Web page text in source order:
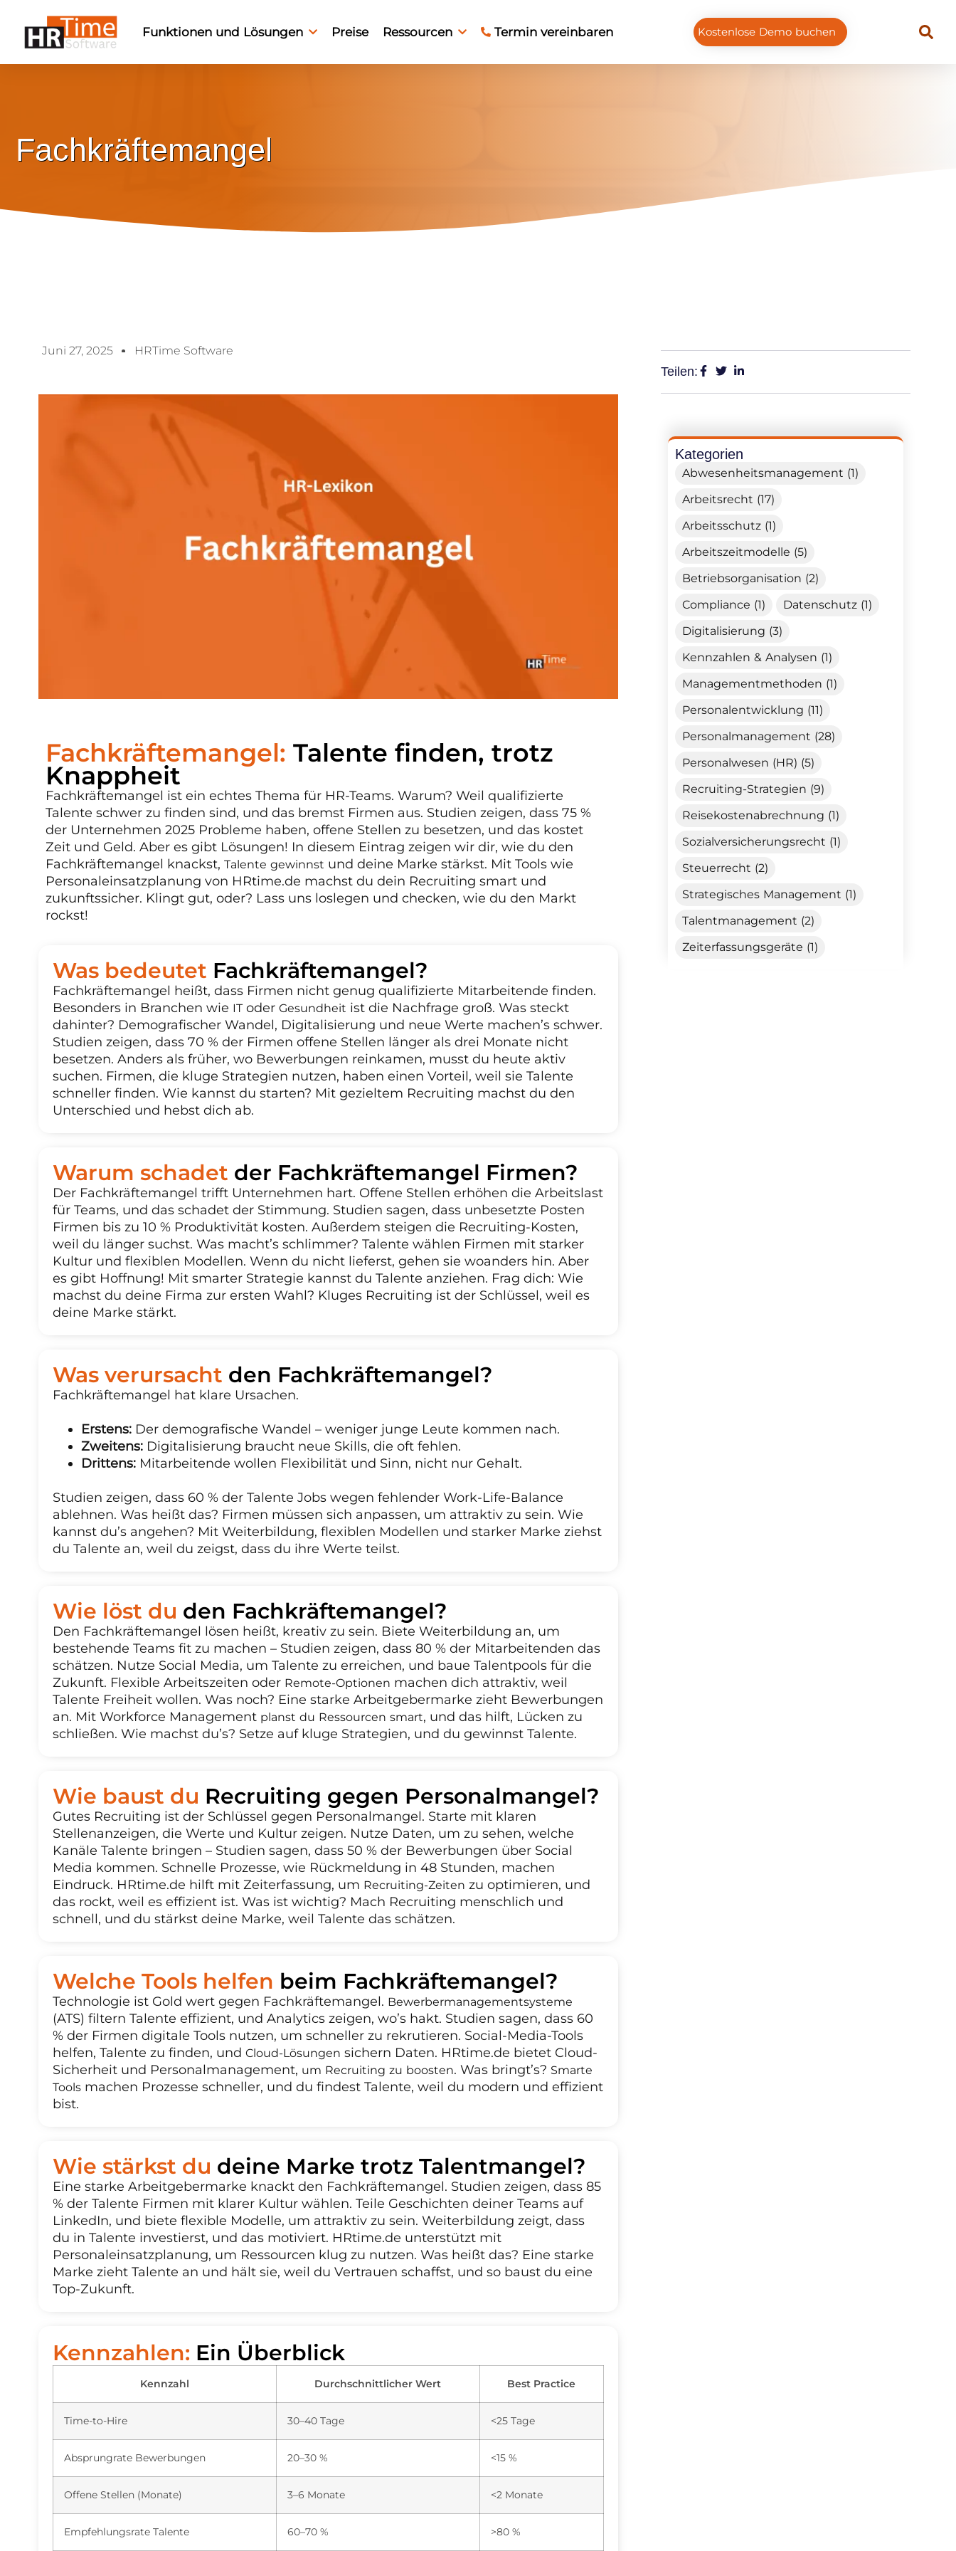
Funktionen und Lösungen Preise Ressourcen Termin vereinbaren Kostenlose Demo buchen
Fachkräftemangel
Juni 27, 2025 HRTime Software
Fachkräftemangel: Talente finden, trotz
Knappheit
Fachkräftemangel ist ein echtes Thema für HR-Teams. Warum? Weil qualifizierte
Talente schwer zu finden sind, und das bremst Firmen aus. Studien zeigen, dass 75 %
der Unternehmen 2025 Probleme haben, offene Stellen zu besetzen, und das kostet
Zeit und Geld. Aber es gibt Lösungen! In diesem Eintrag zeigen wir dir, wie du den
Fachkräftemangel knackst, Talente gewinnst und deine Marke stärkst. Mit Tools wie
Personaleinsatzplanung von HRtime.de machst du dein Recruiting smart und
zukunftssicher. Klingt gut, oder? Lass uns loslegen und checken, wie du den Markt
rockst!
Was bedeutet Fachkräftemangel?
Fachkräftemangel heißt, dass Firmen nicht genug qualifizierte Mitarbeitende finden.
Besonders in Branchen wie IToder Gesundheit ist die Nachfrage groß. Was steckt
dahinter? Demografischer Wandel, Digitalisierung und neue Werte machen’s schwer.
Studien zeigen, dass 70 % der Firmen offene Stellen länger als drei Monate nicht
besetzen. Anders als früher, wo Bewerbungen reinkamen, musst du heute aktiv
suchen. Firmen, die kluge Strategien nutzen, haben einen Vorteil, weil sie Talente
schneller finden. Wie kannst du starten? Mit gezieltem Recruiting machst du den
Unterschied und hebst dich ab.
Warum schadet der Fachkräftemangel Firmen?
Der Fachkräftemangel trifft Unternehmen hart. Offene Stellen erhöhen die Arbeitslast
für Teams, und das schadet der Stimmung. Studien sagen, dass unbesetzte Posten
Firmen bis zu 10 % Produktivität kosten. Außerdem steigen die Recruiting-Kosten,
weil du länger suchst. Was macht’s schlimmer? Talente wählen Firmen mit starker
Kultur und flexiblen Modellen. Wenn du nicht lieferst, gehen sie woanders hin. Aber
es gibt Hoffnung! Mit smarter Strategie kannst du Talente anziehen. Frag dich: Wie
machst du deine Firma zur ersten Wahl? Kluges Recruiting ist der Schlüssel, weil es
deine Marke stärkt.
Was verursacht den Fachkräftemangel?
Fachkräftemangel hat klare Ursachen.
Erstens:Der demografische Wandel – weniger junge Leute kommen nach.
Zweitens:Digitalisierung braucht neue Skills, die oft fehlen.
Drittens:Mitarbeitende wollen Flexibilität und Sinn, nicht nur Gehalt.
Studien zeigen, dass 60 % der Talente Jobs wegen fehlender Work-Life-Balance
ablehnen. Was heißt das? Firmen müssen sich anpassen, um attraktiv zu sein. Wie
kannst du’s angehen? Mit Weiterbildung, flexiblen Modellen und starker Marke ziehst
du Talente an, weil du zeigst, dass du ihre Werte teilst.
Wie löst du den Fachkräftemangel?
Den Fachkräftemangel lösen heißt, kreativ zu sein. Biete Weiterbildung an, um
bestehende Teams fit zu machen – Studien zeigen, dass 80 % der Mitarbeitenden das
schätzen. Nutze Social Media, um Talente zu erreichen, und baue Talentpools für die
Zukunft. Flexible Arbeitszeiten oder Remote-Optionen machen dich attraktiv, weil
Talente Freiheit wollen. Was noch? Eine starke Arbeitgebermarke zieht Bewerbungen
an. Mit Workforce Management planst du Ressourcen smart, und das hilft, Lücken zu
schließen. Wie machst du’s? Setze auf kluge Strategien, und du gewinnst Talente.
Wie baust du Recruiting gegen Personalmangel?
Gutes Recruiting ist der Schlüssel gegen Personalmangel. Starte mit klaren
Stellenanzeigen, die Werte und Kultur zeigen. Nutze Daten, um zu sehen, welche
Kanäle Talente bringen – Studien sagen, dass 50 % der Bewerbungen über Social
Media kommen. Schnelle Prozesse, wie Rückmeldung in 48 Stunden, machen
Eindruck. HRtime.de hilft mit Zeiterfassung, um Recruiting-Zeiten zu optimieren, und
das rockt, weil es effizient ist. Was ist wichtig? Mach Recruiting menschlich und
schnell, und du stärkst deine Marke, weil Talente das schätzen.
Welche Tools helfen beim Fachkräftemangel?
Technologie ist Gold wert gegen Fachkräftemangel. Bewerbermanagementsysteme
(ATS) filtern Talente effizient, und Analytics zeigen, wo’s hakt. Studien sagen, dass 60
% der Firmen digitale Tools nutzen, um schneller zu rekrutieren. Social-Media-Tools
helfen, Talente zu finden, und Cloud-Lösungen sichern Daten. HRtime.de bietet Cloud-
Sicherheit und Personalmanagement, um Recruiting zu boosten. Was bringt’s? Smarte
Toolsmachen Prozesse schneller, und du findest Talente, weil du modern und effizient
bist.
Wie stärkst du deine Marke trotz Talentmangel?
Eine starke Arbeitgebermarke knackt den Fachkräftemangel. Studien zeigen, dass 85
% der Talente Firmen mit klarer Kultur wählen. Teile Geschichten deiner Teams auf
LinkedIn, und biete flexible Modelle, um attraktiv zu sein. Weiterbildung zeigt, dass
du in Talente investierst, und das motiviert. HRtime.de unterstützt mit
Personaleinsatzplanung, um Ressourcen klug zu nutzen. Was heißt das? Eine starke
Marke zieht Talente an und hält sie, weil du Vertrauen schaffst, und so baust du eine
Top-Zukunft.
Kennzahlen: Ein Überblick
Kennzahl Durchschnittlicher Wert Best Practice
Time-to-Hire 30–40 Tage <25 Tage
Absprungrate Bewerbungen 20–30 % <15 %
Offene Stellen (Monate) 3–6 Monate <2 Monate
Empfehlungsrate Talente 60–70 % >80 %
Teilen:
Kategorien
Abwesenheitsmanagement (1)
Arbeitsrecht (17)
Arbeitsschutz (1)
Arbeitszeitmodelle (5)
Betriebsorganisation (2)
Compliance (1)
Datenschutz (1)
Digitalisierung (3)
Kennzahlen & Analysen (1)
Managementmethoden (1)
Personalentwicklung (11)
Personalmanagement (28)
Personalwesen (HR) (5)
Recruiting-Strategien (9)
Reisekostenabrechnung (1)
Sozialversicherungsrecht (1)
Steuerrecht (2)
Strategisches Management (1)
Talentmanagement (2)
Zeiterfassungsgeräte (1)